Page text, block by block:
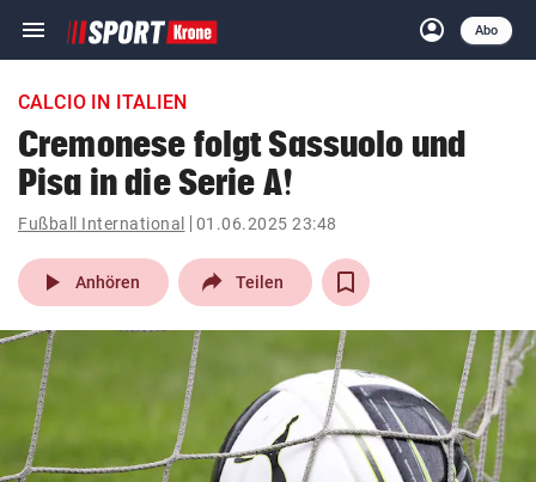
menu Navigation
ein-/ausklappen
account_circle
Anmelden
Abo
close Schließen
account_circle Anmelden
pin_drop
Wien arrow_right
bookmark
Suchbegriff
eingeben
CALCIO IN ITALIEN
Cremonese folgt Sassuolo und
Pisa in die Serie A!
Fußball International 01.06.2025 23:48
play_arrow Anhören Teilen